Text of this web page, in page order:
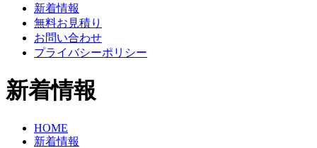
新着情報
無料お見積り
お問い合わせ
プライバシーポリシー
新着情報
HOME
新着情報